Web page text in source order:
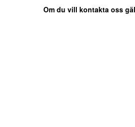
Om du vill kontakta oss